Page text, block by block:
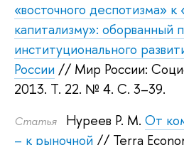
«восточного деспотизма»
капитализму»: оборванный
институционального
России // Мир России:
2013. Т. 22. № 4. С. 3–39.
Статья Нуреев Р. М. От
– к рыночной // Terra